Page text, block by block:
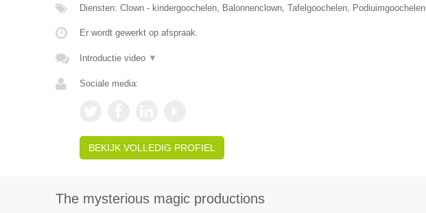
Diensten: Clown - kindergoochelen, Balonnenclown, Tafelgoochelen, Podiuimgoochelen
Er wordt gewerkt op afspraak.
Introductie video ▼
Sociale media:
BEKIJK VOLLEDIG PROFIEL
The mysterious magic productions